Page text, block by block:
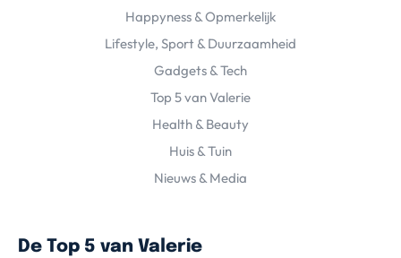
Happyness & Opmerkelijk
Lifestyle, Sport & Duurzaamheid
Gadgets & Tech
Top 5 van Valerie
Health & Beauty
Huis & Tuin
Nieuws & Media
De Top 5 van Valerie